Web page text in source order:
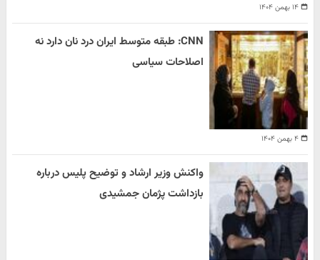
۱۴ بهمن ۱۴۰۴
۴ بهمن ۱۴۰۴
CNN: طبقه متوسط ایران درد نان دارد نه
اصلاحات سیاسی
واکنش وزیر ارشاد و توضیح پلیس درباره
بازداشت پژمان جمشیدی